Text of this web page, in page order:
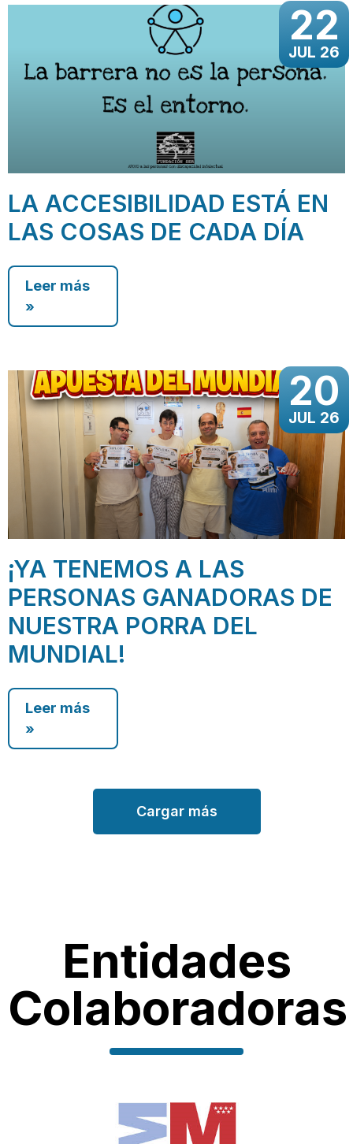
22
JUL 26
LA ACCESIBILIDAD ESTÁ EN
LAS COSAS DE CADA DÍA
Leer más
»
20
JUL 26
¡YA TENEMOS A LAS
PERSONAS GANADORAS DE
NUESTRA PORRA DEL
MUNDIAL!
Leer más
»
Cargar más
Entidades
Colaboradoras